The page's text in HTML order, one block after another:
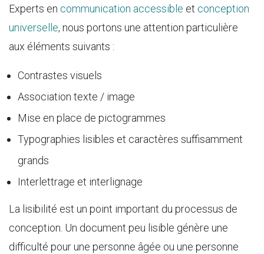
Experts en communication accessible et conception
universelle, nous portons une attention particulière
aux éléments suivants :
Contrastes visuels
Association texte / image
Mise en place de pictogrammes
Typographies lisibles et caractères suffisamment
grands
Interlettrage et interlignage
La lisibilité est un point important du processus de
conception. Un document peu lisible génère une
difficulté pour une personne âgée ou une personne